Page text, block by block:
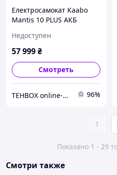
Електросамокат Kaabo
Mantis 10 PLUS АКБ
Недоступен
57 999₴
Смотреть
TEHBOX online-магазин 96%
1
Показано 1 - 29
Смотри также